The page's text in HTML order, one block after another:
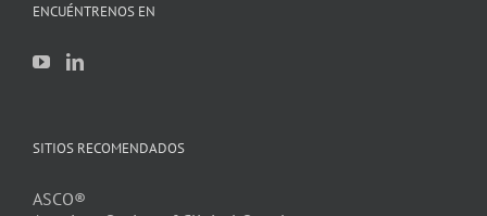
ENCUÉNTRENOS EN
SITIOS RECOMENDADOS
ASCO®